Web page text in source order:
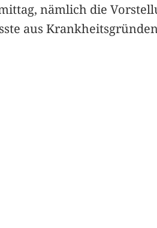
nämlich die
aus